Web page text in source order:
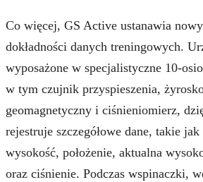
Co więcej, GS Active ustanawia
dokładności danych treningowych.
wyposażone w specjalistyczne 10-
w tym czujnik przyspieszenia,
geomagnetyczny i ciśnieniomierz,
rejestruje szczegółowe dane, takie
wysokość, położenie, aktualna
oraz ciśnienie. Podczas wspinaczki,